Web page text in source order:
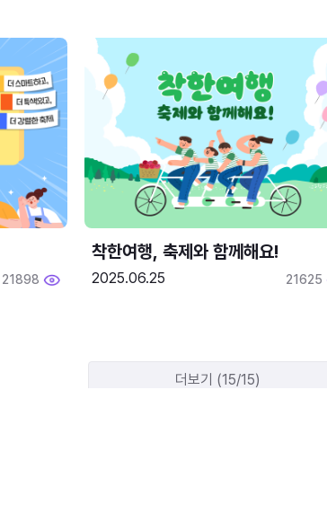
21898
착한여행, 축제와 함께해요!
2025.06.25 21625
더보기 (15/15)